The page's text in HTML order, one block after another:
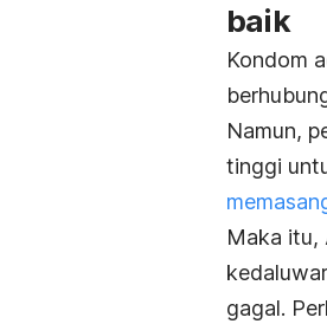
baik
Kondom
Namun,
tinggi
Maka itu,
gagal.